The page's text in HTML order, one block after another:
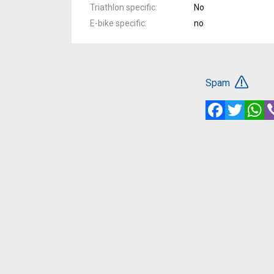
Triathlon specific
No
E-bike specific
no
Spam
FacebookTwitter